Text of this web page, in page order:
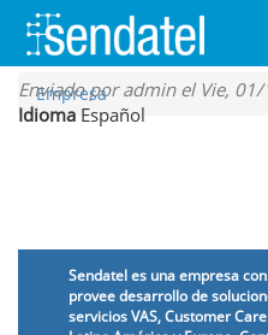
Pasar
contenido
Empresa
Enviado poradminel Vie,
Idioma Español
Sendatel es una empresa
provee desarrollo de
servicios VAS, Customer